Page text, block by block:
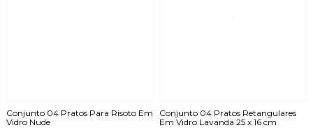
Conjunto 04 Pratos Para Risoto Em
Vidro Nude
Conjunto 04 Pratos Retangulares
Em Vidro Lavanda 25 x 16 cm